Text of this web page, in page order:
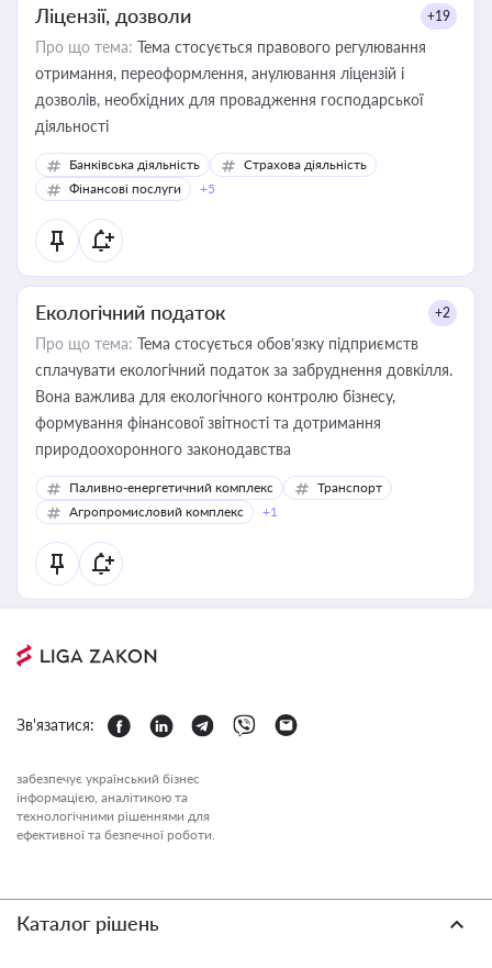
Ліцензії, дозволи +19
Про що тема: Тема стосується правового регулювання
отримання, переоформлення, анулювання ліцензій і
дозволів, необхідних для провадження господарської
діяльності
Банківська діяльність
Страхова діяльність
Фінансові послуги
+5
Екологічний податок +2
Про що тема: Тема стосується обов’язку підприємств
сплачувати екологічний податок за забруднення довкілля.
Вона важлива для екологічного контролю бізнесу,
формування фінансової звітності та дотримання
природоохоронного законодавства
Паливно-енергетичний комплекс
Транспорт
Агропромисловий комплекс
+1
Зв'язатися:
забезпечує український бізнес
інформацією, аналітикою та
технологічними рішеннями для
ефективної та безпечної роботи.
Каталог рішень